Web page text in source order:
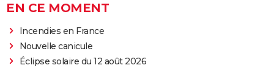
EN CE MOMENT
Incendies en France
Nouvelle canicule
Éclipse solaire du 12 août 2026